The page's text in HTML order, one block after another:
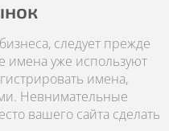
следует прежде
имена уже используют
имена,
Невнимательные
вашего сайта сделать